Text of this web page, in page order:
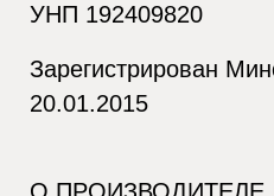
УНП 192409820
Зарегистрирован
20.01.2015